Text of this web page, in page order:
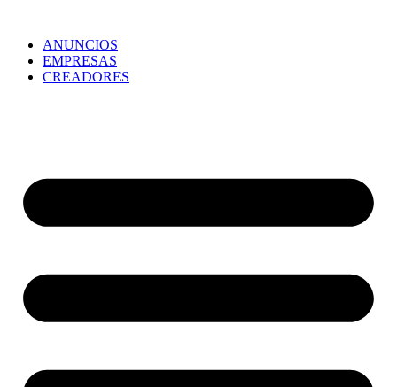
ANUNCIOS
EMPRESAS
CREADORES